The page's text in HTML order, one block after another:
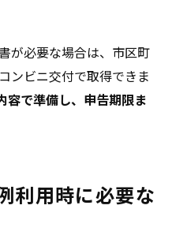
が必要な場合は、市区町
ンビニ交付で取得できま
容で準備し、申告期限ま
利用時に必要な